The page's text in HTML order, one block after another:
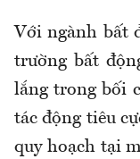
Với ngành bất
trường bất
lắng trong bối
tác động tiêu
quy hoạch tại